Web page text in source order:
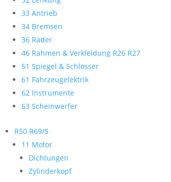
33 Antrieb
34 Bremsen
36 Räder
46 Rahmen & Verkleidung R26 R27
51 Spiegel & Schlösser
61 Fahrzeugelektrik
62 Instrumente
63 Scheinwerfer
R50 R69/S
11 Motor
Dichtungen
Zylinderkopf